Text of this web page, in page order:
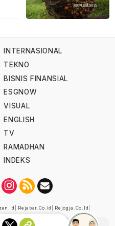
INTERNASIONAL
TEKNO
BISNIS FINANSIAL
ESGNOW
VISUAL
ENGLISH
TV
RAMADHAN
INDEKS
Rejabar.co.id Rejogja.co.id